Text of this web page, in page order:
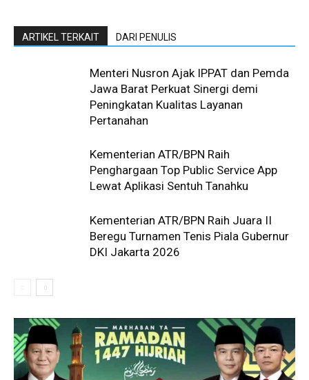
ARTIKEL TERKAIT DARI PENULIS
Menteri Nusron Ajak IPPAT dan Pemda
Jawa Barat Perkuat Sinergi demi
Peningkatan Kualitas Layanan
Pertanahan
Kementerian ATR/BPN Raih
Penghargaan Top Public Service App
Lewat Aplikasi Sentuh Tanahku
Kementerian ATR/BPN Raih Juara II
Beregu Turnamen Tenis Piala Gubernur
DKI Jakarta 2026